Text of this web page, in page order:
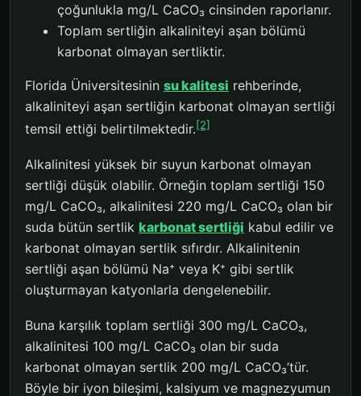
çoğunlukla mg/L CaCO₃ cinsinden raporlanır.
Toplam sertliğin alkaliniteyi aşan bölümü
karbonat olmayan sertliktir.
Florida Üniversitesinin su kalitesi rehberinde,
alkaliniteyi aşan sertliğin karbonat olmayan sertliği
temsil ettiği belirtilmektedir.[2]
Alkalinitesi yüksek bir suyun karbonat olmayan
sertliği düşük olabilir. Örneğin toplam sertliği 150
mg/L CaCO₃, alkalinitesi 220 mg/L CaCO₃ olan bir
suda bütün sertlik karbonat sertliği kabul edilir ve
karbonat olmayan sertlik sıfırdır. Alkalinitenin
sertliği aşan bölümü Na⁺ veya K⁺ gibi sertlik
oluşturmayan katyonlarla dengelenebilir.
Buna karşılık toplam sertliği 300 mg/L CaCO₃,
alkalinitesi 100 mg/L CaCO₃ olan bir suda
karbonat olmayan sertlik 200 mg/L CaCO₃’tür.
Böyle bir iyon bileşimi, kalsiyum ve magnezyumun